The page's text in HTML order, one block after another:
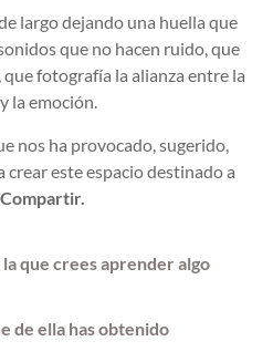
largo dejando una huella que
que no hacen ruido, que
fotografía la alianza entre la
la emoción.
nos ha provocado, sugerido,
este espacio destinado a
Compartir.
que crees aprender algo
de ella has obtenido